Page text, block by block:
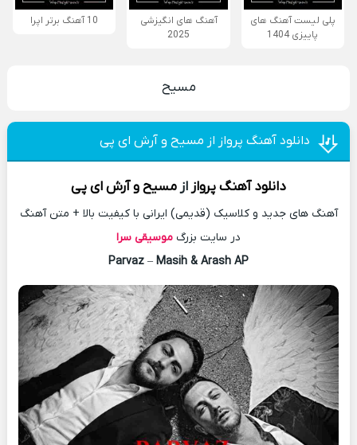
پلی لیست آهنگ های
پاییزی 1404
آهنگ های انگیزشی
2025
10 آهنگ برتر اپرا
مسیح
دانلود آهنگ پرواز از مسیح و آرش ای پی
دانلود آهنگپروازازمسیح و آرش ای پی
آهنگ های جدید و کلاسیک (قدیمی) ایرانی با کیفیت بالا + متن آهنگ
در سایت بزرگ موسیقی سرا
Parvaz – Masih & Arash AP